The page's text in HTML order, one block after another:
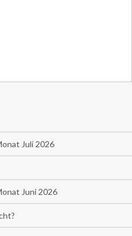
Juli 2026
Juni 2026